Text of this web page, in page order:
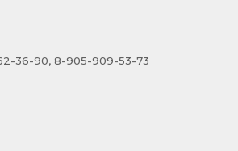
36-90, 8-905-909-53-73